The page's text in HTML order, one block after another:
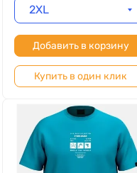
2XL
Добавить в корзину
Купить в один клик